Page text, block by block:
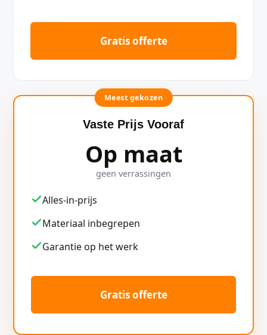
Gratis offerte
Meest gekozen
Vaste Prijs Vooraf
Op maat
geen verrassingen
Alles-in-prijs
Materiaal inbegrepen
Garantie op het werk
Gratis offerte